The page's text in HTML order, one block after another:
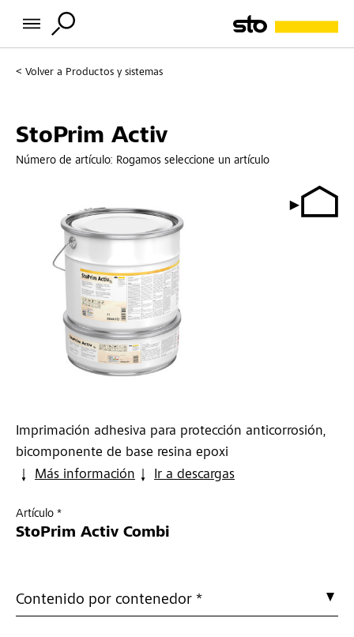
Volver a Productos y sistemas
StoPrim Activ
Número de artículo: Rogamos seleccione un artículo
Imprimación adhesiva para protección anticorrosión,
bicomponente de base resina epoxi
Más información
Ir a descargas
Artículo *
StoPrim Activ Combi
Contenido por contenedor *